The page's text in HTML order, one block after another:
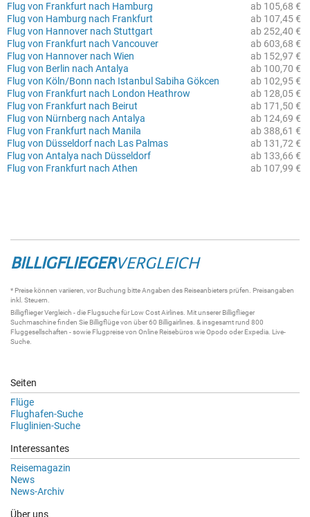
ab 105,68 €
Flug von Frankfurt nach Hamburg
ab 107,45 €
Flug von Hamburg nach Frankfurt
ab 252,40 €
Flug von Hannover nach Stuttgart
ab 603,68 €
Flug von Frankfurt nach Vancouver
ab 152,97 €
Flug von Hannover nach Wien
ab 100,70 €
Flug von Berlin nach Antalya
ab 102,95 €
Flug von Köln/Bonn nach Istanbul Sabiha Gökcen
ab 128,05 €
Flug von Frankfurt nach London Heathrow
ab 171,50 €
Flug von Frankfurt nach Beirut
ab 124,69 €
Flug von Nürnberg nach Antalya
ab 388,61 €
Flug von Frankfurt nach Manila
ab 131,72 €
Flug von Düsseldorf nach Las Palmas
ab 133,66 €
Flug von Antalya nach Düsseldorf
ab 107,99 €
Flug von Frankfurt nach Athen
BILLIGFLIEGERVERGLEICH
* Preise können variieren, vor Buchung bitte Angaben des Reiseanbieters prüfen. Preisangaben
inkl. Steuern.
BilligfliegerVergleich - die Flugsuchefür Low Cost Airlines. Mit unsererBilligflieger
Suchmaschinefinden Sie Billigflügevon über 60 Billigairlines . & insgesamt rund 800
Fluggesellschaften - sowie Flugpreise von Online Reisebüros wie Opodo oder Expedia. Live-
Suche
Seiten
Flüge
Flughafen-Suche
Fluglinien-Suche
Interessantes
Reisemagazin
News
News-Archiv
Über uns